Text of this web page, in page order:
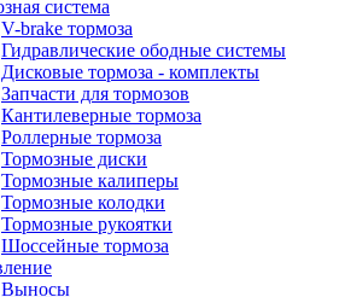
система
V-brake тормоза
Гидравлические ободные системы
Дисковые тормоза - комплекты
Запчасти для тормозов
Кантилеверные тормоза
Роллерные тормоза
Тормозные диски
Тормозные калиперы
Тормозные колодки
Тормозные рукоятки
Шоссейные тормоза
Выносы